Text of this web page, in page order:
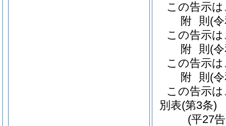
この告示
附 則 (
この告示
附 則 (
この告示
附 則 (
この告示
別表(第3条)
(平27